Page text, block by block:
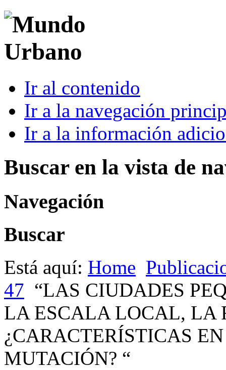
Ir al contenido
Ir a la navegación
Ir a la información
Buscar en la vista de
Navegación
Buscar
Está aquí: Home
47 “LAS CIUDADES
LA ESCALA LOCAL, LA
¿CARACTERÍSTICAS
MUTACIÓN? “